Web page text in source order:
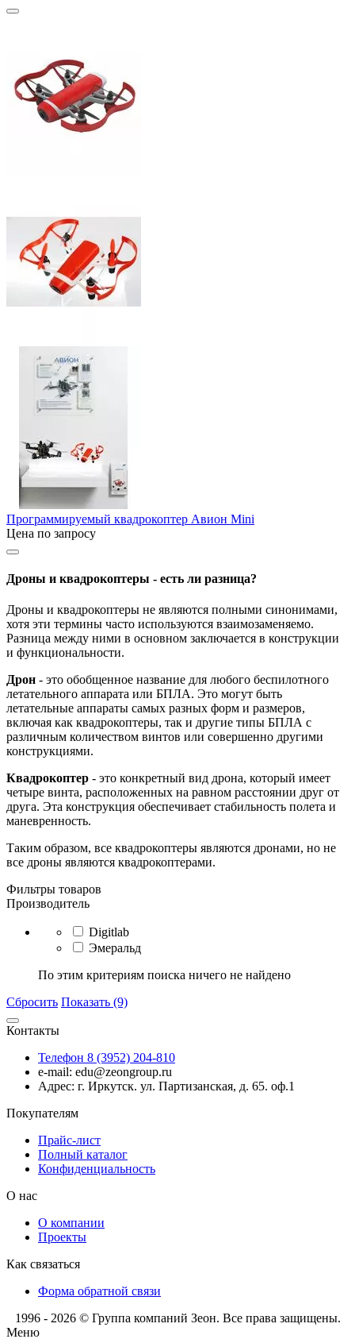
Программируемый квадрокоптер Авион Mini
Цена по запросу
Дроны и квадрокоптеры - есть ли разница?
Дроны и квадрокоптеры не являются полными синонимами,
хотя эти термины часто используются взаимозаменяемо.
Разница между ними в основном заключается в конструкции
и функциональности.
Дрон - это обобщенное название для любого беспилотного
летательного аппарата или БПЛА. Это могут быть
летательные аппараты самых разных форм и размеров,
включая как квадрокоптеры, так и другие типы БПЛА с
различным количеством винтов или совершенно другими
конструкциями.
Квадрокоптер - это конкретный вид дрона, который имеет
четыре винта, расположенных на равном расстоянии друг от
друга. Эта конструкция обеспечивает стабильность полета и
маневренность.
Таким образом, все квадрокоптеры являются дронами, но не
все дроны являются квадрокоптерами.
Фильтры товаров
Производитель
Digitlab
Эмеральд
По этим критериям поиска ничего не найдено
Сбросить Показать (9)
Контакты
Телефон 8 (3952) 204-810
e-mail: edu@zeongroup.ru
Адрес: г. Иркутск. ул. Партизанская, д. 65. оф.1
Покупателям
Прайс-лист
Полный каталог
Конфиденциальность
О нас
О компании
Проекты
Как связаться
Форма обратной связи
1996 - 2026 © Группа компаний Зеон. Все права защищены.
Меню